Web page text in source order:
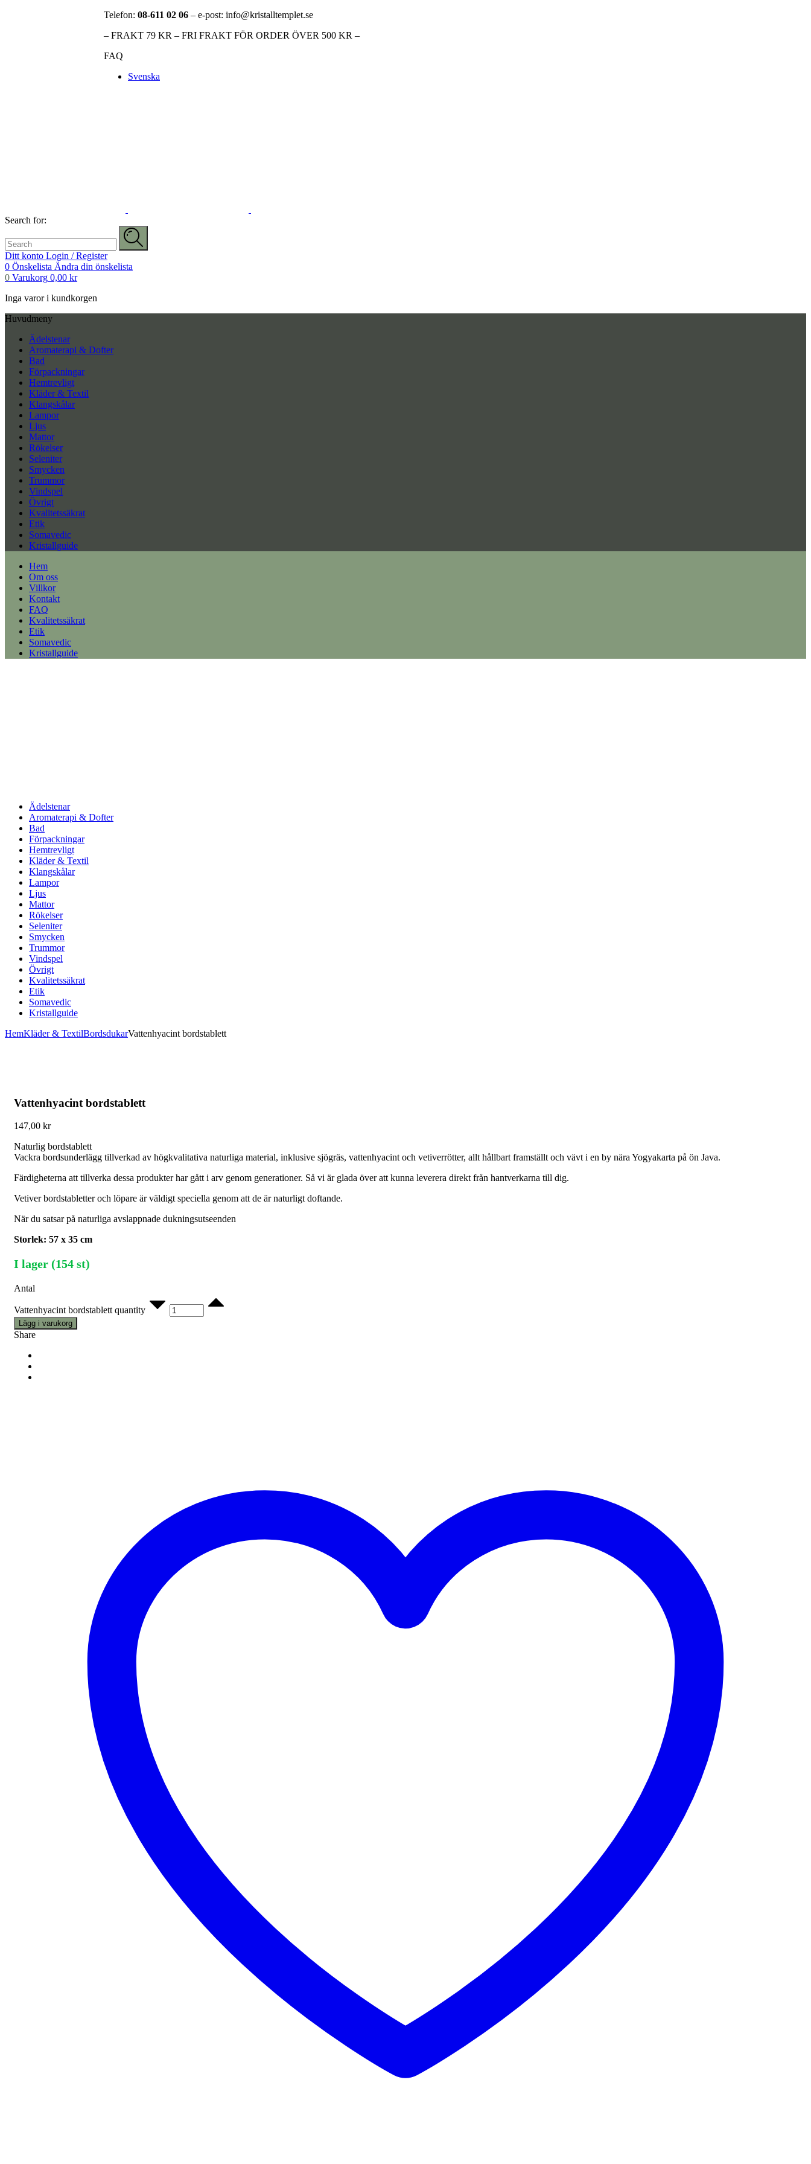
Telefon: 08-611 02 06 – e-post: info@kristalltemplet.se
– FRAKT 79 KR – FRI FRAKT FÖR ORDER ÖVER 500 KR –
FAQ
Svenska
Search for:
Ditt konto Login / Register
0 Önskelista Ändra din önskelista
0 Varukorg 0,00 kr
Inga varor i kundkorgen
Huvudmeny
Ädelstenar
Aromaterapi & Dofter
Bad
Förpackningar
Hemtrevligt
Kläder & Textil
Klangskålar
Lampor
Ljus
Mattor
Rökelser
Seleniter
Smycken
Trummor
Vindspel
Övrigt
Kvalitetssäkrat
Etik
Somavedic
Kristallguide
Hem
Om oss
Villkor
Kontakt
FAQ
Kvalitetssäkrat
Etik
Somavedic
Kristallguide
Ädelstenar
Aromaterapi & Dofter
Bad
Förpackningar
Hemtrevligt
Kläder & Textil
Klangskålar
Lampor
Ljus
Mattor
Rökelser
Seleniter
Smycken
Trummor
Vindspel
Övrigt
Kvalitetssäkrat
Etik
Somavedic
Kristallguide
HemKläder & TextilBordsdukarVattenhyacint bordstablett
Vattenhyacint bordstablett
147,00 kr
Naturlig bordstablett
Vackra bordsunderlägg tillverkad av högkvalitativa naturliga material, inklusive sjögräs, vattenhyacint och vetiverrötter, allt hållbart framställt och vävt i en by nära Yogyakarta på ön Java.
Färdigheterna att tillverka dessa produkter har gått i arv genom generationer. Så vi är glada över att kunna leverera direkt från hantverkarna till dig.
Vetiver bordstabletter och löpare är väldigt speciella genom att de är naturligt doftande.
När du satsar på naturliga avslappnade dukningsutseenden
Storlek: 57 x 35 cm
I lager (154 st)
Antal
Vattenhyacint bordstablett quantity
Lägg i varukorg
Share